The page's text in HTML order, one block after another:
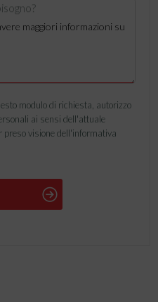
modulo di richiesta, autorizzo
ai sensi dell'attuale
preso visione dell'informativa